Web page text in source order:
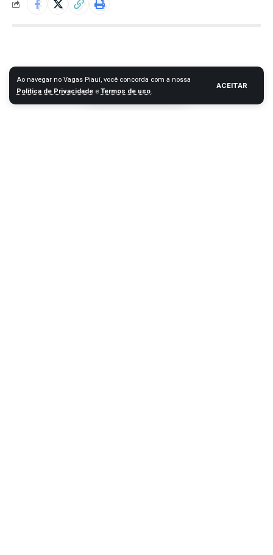
Ao navegar no Vagas Piauí, você concorda com a nossa
Política de Privacidade e Termos de uso.
ACEITAR